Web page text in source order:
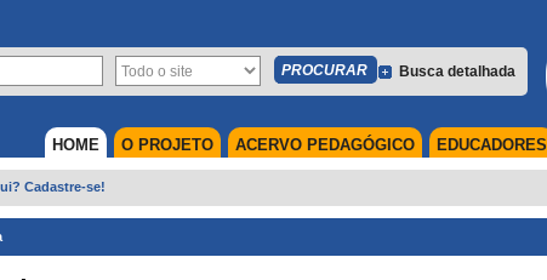
Busca detalhada
EDUCADORES
ACERVO PEDAGÓGICO
O PROJETO
HOME
Cadastre-se!